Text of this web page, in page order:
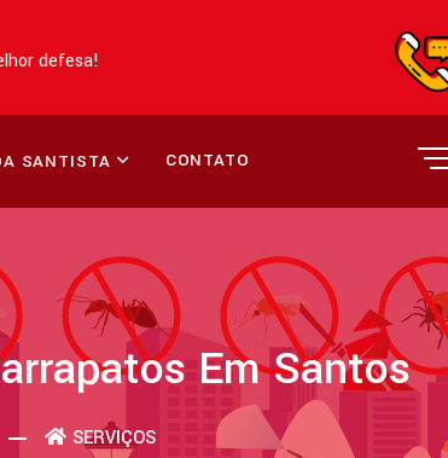
defesa!
SANTISTA CONTATO
Em Santos
SERVIÇOS